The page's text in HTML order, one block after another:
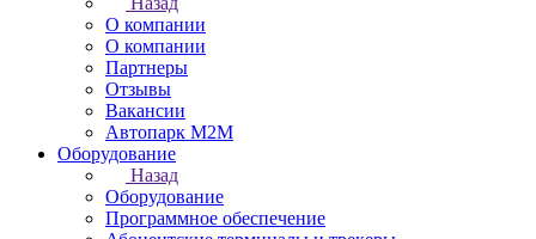
О компании
О компании
Партнеры
Отзывы
Вакансии
Автопарк М2М
Оборудование
Назад
Оборудование
Программное обеспечение